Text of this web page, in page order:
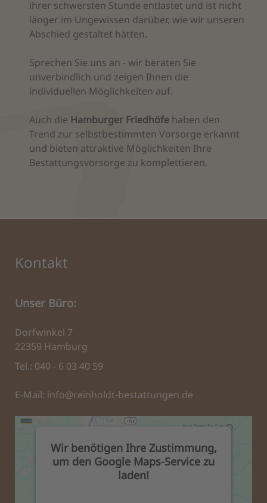
ihrer schwersten Stunde entlastet und ist nicht
länger im Ungewissen darüber, wie wir unseren
Abschied gestaltet hätten.
Sprechen Sie uns an - wir beraten Sie
unverbindlich und zeigen Ihnen die
individuellen Möglichkeiten auf.
Auch die Hamburger Friedhöfe haben den
Trend zur selbstbestimmten Vorsorge erkannt
und bieten attraktive Möglichkeiten Ihre
Bestattungsvorsorge zu komplettieren.
Kontakt
Unser Büro:
Dorfwinkel 7
22359 Hamburg
Tel.: 040 - 6 03 40 59
E-Mail: info@reinholdt-bestattungen.de
Wir benötigen Ihre Zustimmung,
um den Google Maps-Service zu
laden!